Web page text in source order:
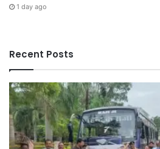
1 day ago
Recent Posts